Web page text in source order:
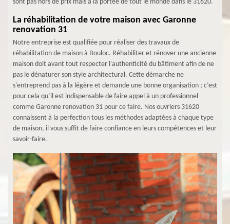
sont pas hors de prix mais à la portée de tout le monde dans le 31620.
La réhabilitation de votre maison avec Garonne
renovation 31
Notre entreprise est qualifiée pour réaliser des travaux de
réhabilitation de maison à Bouloc. Réhabiliter et rénover une ancienne
maison doit avant tout respecter l'authenticité du bâtiment afin de ne
pas le dénaturer son style architectural. Cette démarche ne
s'entreprend pas à la légère et demande une bonne organisation ; c’est
pour cela qu’il est indispensable de faire appel à un professionnel
comme Garonne renovation 31 pour ce faire. Nos ouvriers 31620
connaissent à la perfection tous les méthodes adaptées à chaque type
de maison, il vous suffit de faire confiance en leurs compétences et leur
savoir-faire.